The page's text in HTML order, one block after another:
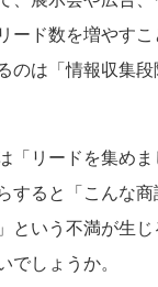
ード数を増やすこ
のは「情報収集
「リードを集め
すると「こんな
という不満が生
しょうか。